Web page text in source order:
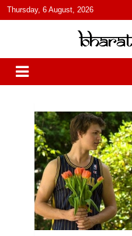
content
Thursday, 6 August, 2026
भारत
हिंदी में समाचार, विचार, ऑडियो, वीडियो
India: News, Views, Info, Trends &
और पॉडकास्ट